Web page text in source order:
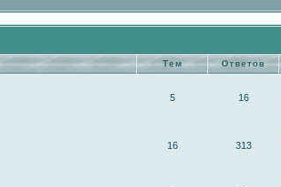
Тем Ответов
5 16
16 313